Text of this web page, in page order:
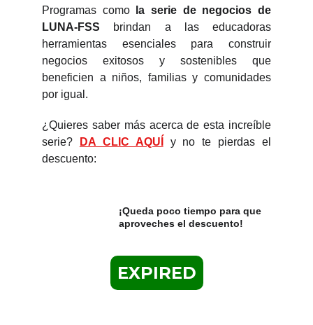
Programas como
la serie de negocios de
LUNA-FSS brindan a las educadoras
herramientas esenciales para construir
negocios exitosos y sostenibles que
beneficien a niños, familias y comunidades
por igual.
¿Quieres saber más acerca de esta increíble
serie?
DA CLIC AQUÍ
y no te pierdas el
descuento:
¡Queda poco tiempo para que
aproveches el descuento!